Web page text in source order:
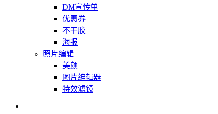
DM宣传单
优惠券
不干胶
海报
照片编辑
美颜
图片编辑器
特效滤镜